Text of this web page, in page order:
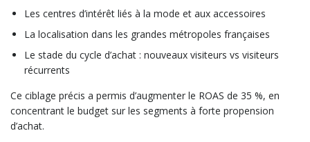
Les centres d’intérêt liés à la mode et aux accessoires
La localisation dans les grandes métropoles françaises
Le stade du cycle d’achat : nouveaux visiteurs vs visiteurs
récurrents
Ce ciblage précis a permis d’augmenter le ROAS de 35 %, en
concentrant le budget sur les segments à forte propension
d’achat.